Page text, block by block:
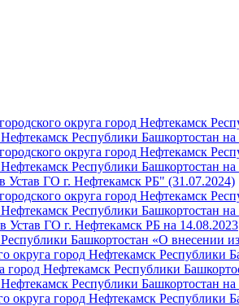
округа город Нефтекамск
Республики Башкортостан
округа город Нефтекамск
Республики Башкортостан
ГО г. Нефтекамск РБ" (31.07.2024)
округа город Нефтекамск
Республики Башкортостан
ГО г. Нефтекамск РБ на 14.08.2023
Башкортостан «О внесении
город Нефтекамск Республики
Нефтекамск Республики
Республики Башкортостан
город Нефтекамск Республики